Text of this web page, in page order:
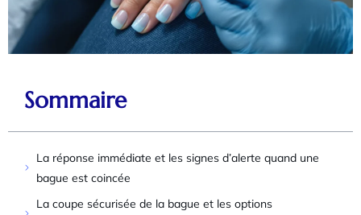
Sommaire
La réponse immédiate et les signes d’alerte quand une
bague est coincée
La coupe sécurisée de la bague et les options